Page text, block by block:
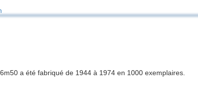
a été fabriqué de 1944 à 1974 en 1000 exemplaires.